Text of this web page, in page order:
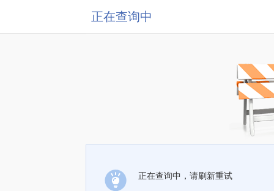
正在查询中
正在查询中，请刷新重试